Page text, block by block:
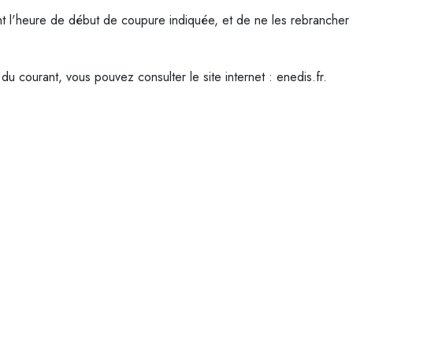
l'heure de début de coupure indiquée, et de ne les rebrancher
courant, vous pouvez consulter le site internet : enedis.fr.